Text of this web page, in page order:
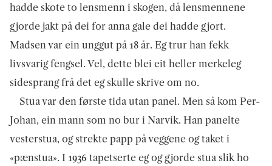
hadde skote to lensmenn i skogen, då lensmennene
gjorde jakt på dei for anna gale dei hadde gjort.
Madsen var ein unggut på 18 år. Eg trur han fekk
livsvarig fengsel. Vel, dette blei eit heller merkeleg
sidesprang frå det eg skulle skrive om no.
Stua var den første tida utan panel. Men så kom Per-
Johan, ein mann som no bur i Narvik. Han panelte
vesterstua, og strekte papp på veggene og taket i
«pænstua». I 1936 tapetserte eg og gjorde stua slik ho